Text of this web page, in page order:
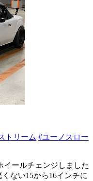
トリーム #ユーノスロー
イールチェンジしました
ない15から16インチに